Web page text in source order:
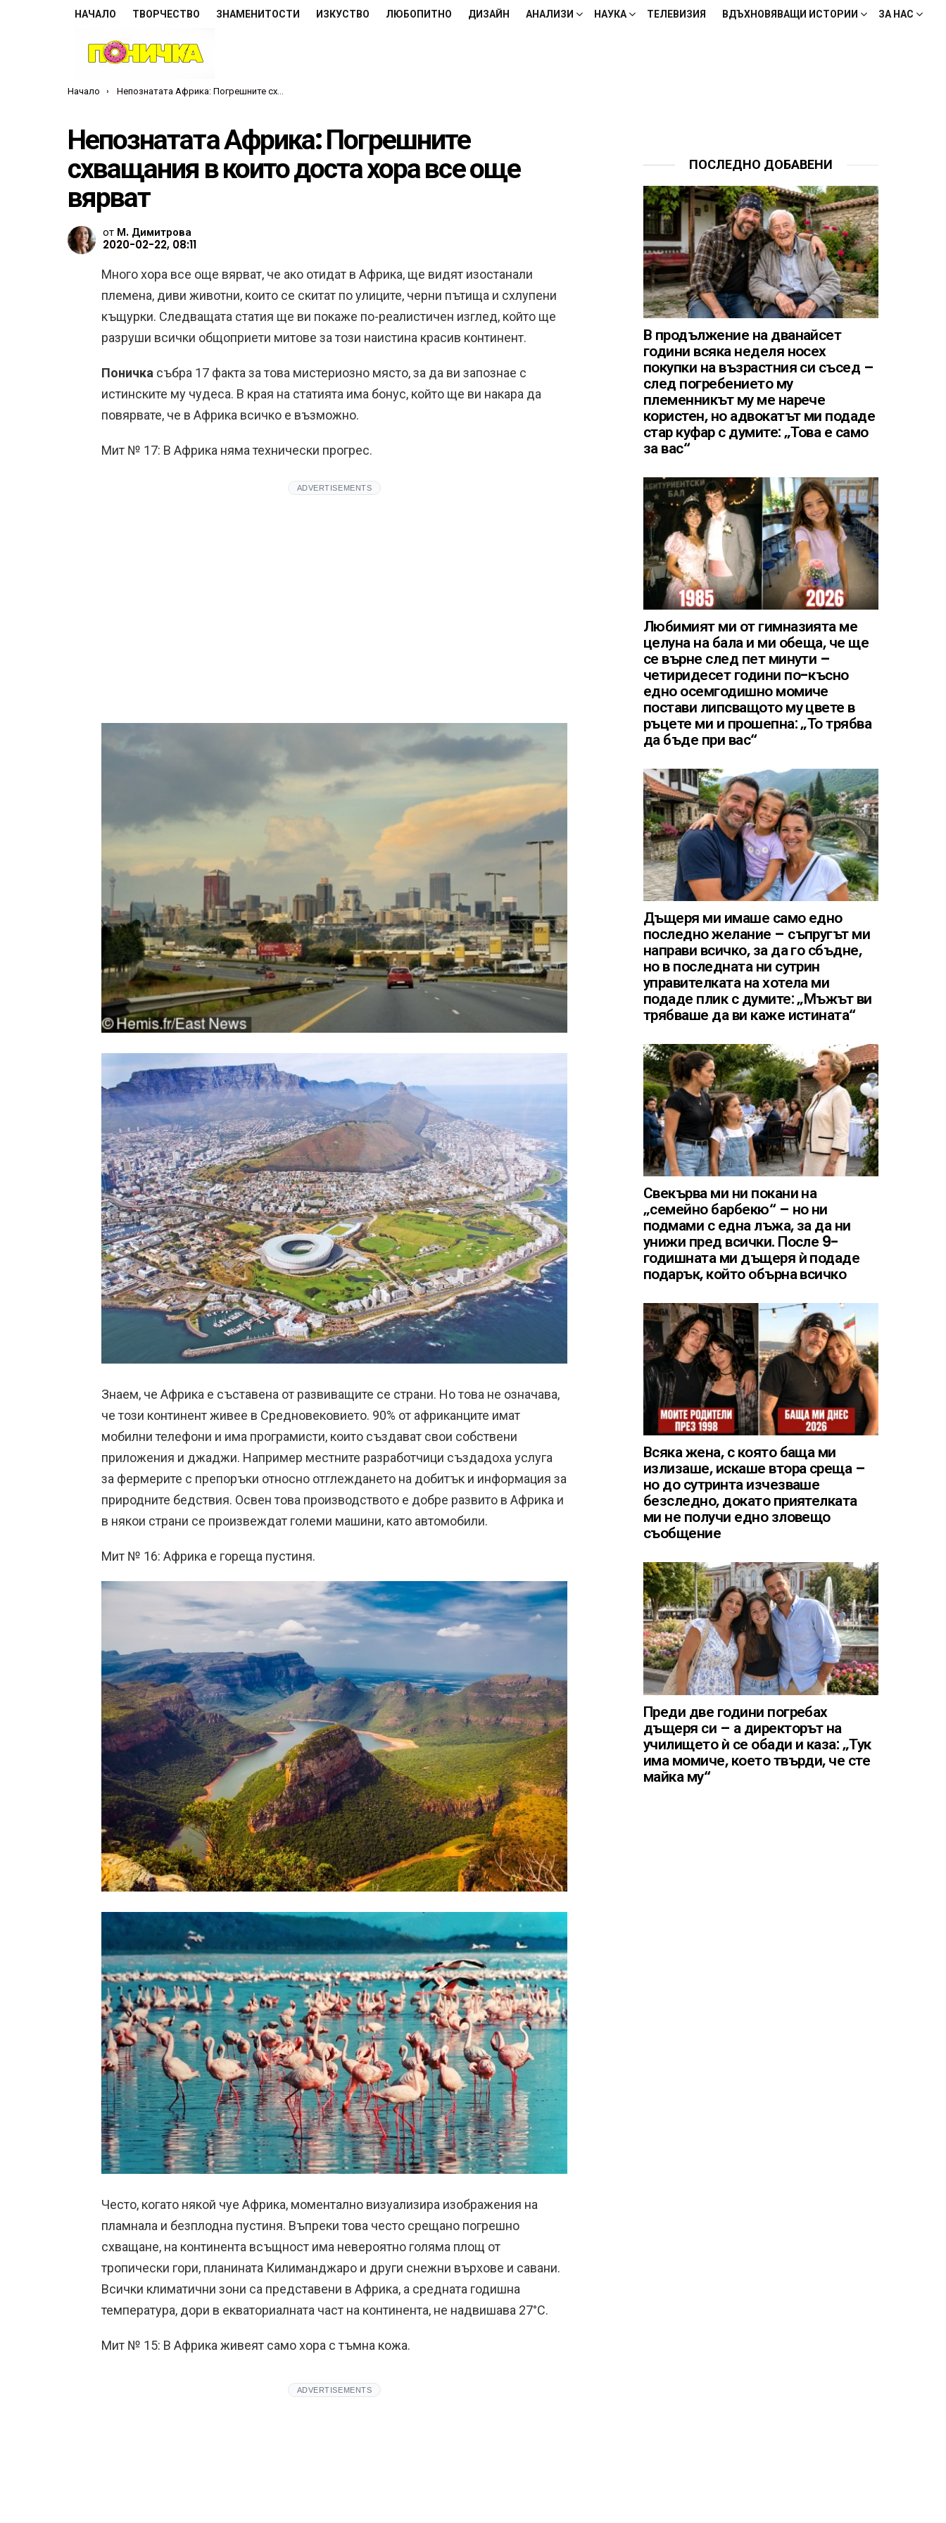
НАЧАЛО ТВОРЧЕСТВО ЗНАМЕНИТОСТИ ИЗКУСТВО ЛЮБОПИТНО ДИЗАЙН АНАЛИЗИ НАУКА ТЕЛЕВИЗИЯ ВДЪХНОВЯВАЩИ ИСТОРИИ ЗА НАС
Ти си тук:
Начало Непознатата Африка: Погрешните схващания в които доста хора все още вярват
Непознатата Африка: Погрешните
схващания в които доста хора все още
вярват
от М. Димитрова
2020-02-22, 08:11
Много хора все още вярват, че ако отидат в Африка, ще видят изостанали
племена, диви животни, които се скитат по улиците, черни пътища и схлупени
къщурки. Следващата статия ще ви покаже по-реалистичен изглед, който ще
разруши всички общоприети митове за този наистина красив континент.
Поничка събра 17 факта за това мистериозно място, за да ви запознае с
истинските му чудеса. В края на статията има бонус, който ще ви накара да
повярвате, че в Африка всичко е възможно.
Мит № 17: В Африка няма технически прогрес.
ADVERTISEMENTS
Знаем, че Африка е съставена от развиващите се страни. Но това не означава,
че този континент живее в Средновековието. 90% от африканците имат
мобилни телефони и има програмисти, които създават свои собствени
приложения и джаджи. Например местните разработчици създадоха услуга
за фермерите с препоръки относно отглеждането на добитък и информация за
природните бедствия. Освен това производството е добре развито в Африка и
в някои страни се произвеждат големи машини, като автомобили.
Мит № 16: Африка е гореща пустиня.
Често, когато някой чуе Африка, моментално визуализира изображения на
пламнала и безплодна пустиня. Въпреки това често срещано погрешно
схващане, на континента всъщност има невероятно голяма площ от
тропически гори, планината Килиманджаро и други снежни върхове и савани.
Всички климатични зони са представени в Африка, а средната годишна
температура, дори в екваториалната част на континента, не надвишава 27°С.
Мит № 15: В Африка живеят само хора с тъмна кожа.
ADVERTISEMENTS
ПОСЛЕДНО ДОБАВЕНИ
В продължение на дванайсет
години всяка неделя носех
покупки на възрастния си съсед –
след погребението му
племенникът му ме нарече
користен, но адвокатът ми подаде
стар куфар с думите: „Това е само
за вас“
Любимият ми от гимназията ме
целуна на бала и ми обеща, че ще
се върне след пет минути –
четиридесет години по-късно
едно осемгодишно момиче
постави липсващото му цвете в
ръцете ми и прошепна: „То трябва
да бъде при вас“
Дъщеря ми имаше само едно
последно желание – съпругът ми
направи всичко, за да го сбъдне,
но в последната ни сутрин
управителката на хотела ми
подаде плик с думите: „Мъжът ви
трябваше да ви каже истината“
Свекърва ми ни покани на
„семейно барбекю“ – но ни
подмами с една лъжа, за да ни
унижи пред всички. После 9-
годишната ми дъщеря ѝ подаде
подарък, който обърна всичко
Всяка жена, с която баща ми
излизаше, искаше втора среща –
но до сутринта изчезваше
безследно, докато приятелката
ми не получи едно зловещо
съобщение
Преди две години погребах
дъщеря си – а директорът на
училището ѝ се обади и каза: „Тук
има момиче, което твърди, че сте
майка му“